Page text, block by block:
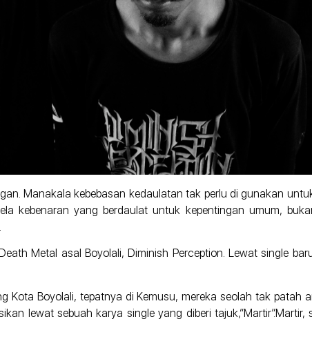
Manakala kebebasan kedaulatan tak perlu di gunakan
kebenaran yang berdaulat untuk kepentingan umum,
Metal asal Boyolali, Diminish Perception. Lewat single
Kota Boyolali, tepatnya di Kemusu, mereka seolah tak patah
lewat sebuah karya single yang diberi